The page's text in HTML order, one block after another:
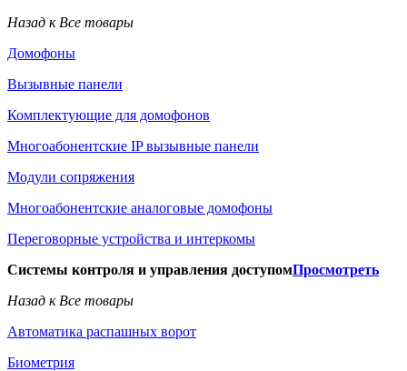
Назад к Все товары
Домофоны
Вызывные панели
Комплектующие для домофонов
Многоабонентские IP вызывные панели
Модули сопряжения
Многоабонентские аналоговые домофоны
Переговорные устройства и интеркомы
Системы контроля и управления доступомПросмотреть
Назад к Все товары
Автоматика распашных ворот
Биометрия